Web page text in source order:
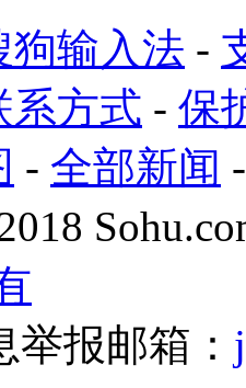
狗输入法 -
系方式 - 保
- 全部新闻
报邮箱：